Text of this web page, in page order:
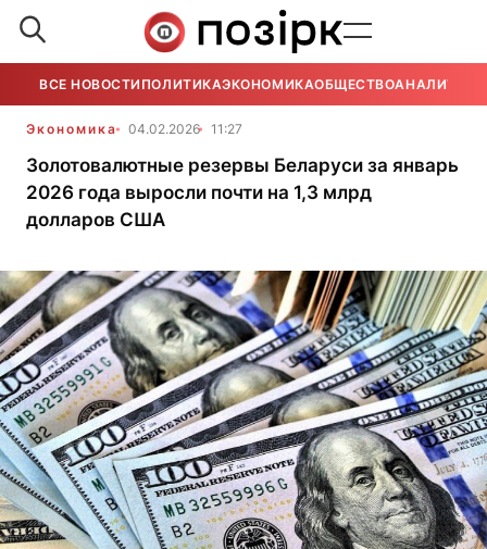
ВСЕ НОВОСТИ ПОЛИТИКАЭКОНОМИКАОБЩЕСТВОАНАЛИТИКА
Экономика 04.02.2026 11:27
Золотовалютные резервы Беларуси за январь
2026 года выросли почти на 1,3 млрд
долларов США